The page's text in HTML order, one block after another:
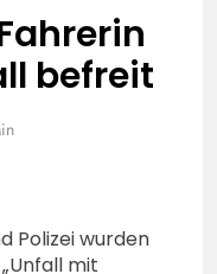
auf der A 3
„Coffee with a
Bad Camberg
2026
keine
/
erforderlich
Hinweise zum
von Ricardo
Fahndung nach
befreit
Polizei wurden
mit